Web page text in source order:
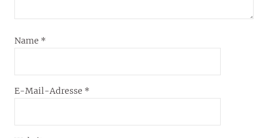
Name *
E-Mail-Adresse *